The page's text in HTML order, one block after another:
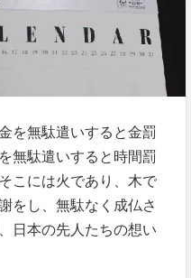
を無駄遣いすると金罰
無駄遣いすると時間罰
こには火であり、木で
をし、無駄なく成仏さ
日本の先人たちの想い